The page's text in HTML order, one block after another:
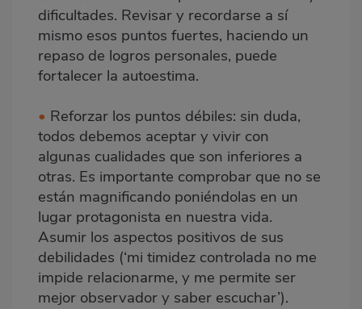
dificultades. Revisar y recordarse a sí
mismo esos puntos fuertes, haciendo un
repaso de logros personales, puede
fortalecer la autoestima.
• Reforzar los puntos débiles: sin duda,
todos debemos aceptar y vivir con
algunas cualidades que son inferiores a
otras. Es importante comprobar que no se
están magnificando poniéndolas en un
lugar protagonista en nuestra vida.
Asumir los aspectos positivos de sus
debilidades (‘mi timidez controlada no me
impide relacionarme, y me permite ser
mejor observador y saber escuchar’).